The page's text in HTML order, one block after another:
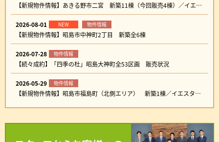
【新規物件情報】あきる野市二宮 新築11棟（今回販売4棟）／イエスタ専任物件
2026-08-01 NEW 物件情報
【新規物件情報】昭島市中神町2丁目 新築全6棟
2026-07-28 物件情報
【続々成約】「四季の杜」昭島大神町全53区画 販売状況
2026-05-29 物件情報
【新規物件情報】昭島市福島町（北側エリア） 新築1棟／イエスタ専任物件